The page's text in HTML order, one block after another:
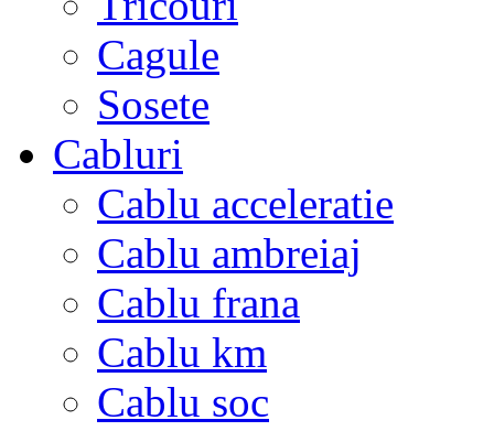
Cagule
Sosete
Cabluri
Cablu acceleratie
Cablu ambreiaj
Cablu frana
Cablu km
Cablu soc